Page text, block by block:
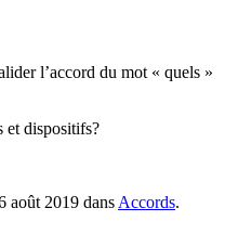
l’accord du mot « quels »
et dispositifs?
août 2019 dans Accords.